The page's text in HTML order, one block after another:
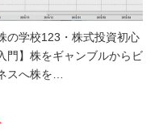
の学校123・株式投資初心
門】株をギャンブルからビ
スへ株を…